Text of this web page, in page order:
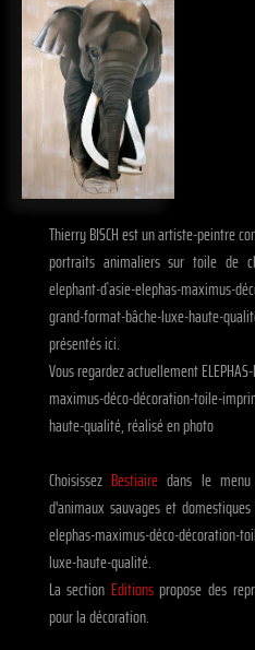
Thierry BISCH est un artiste-peintre
portraits animaliers sur toile de
elephant-d`asie-elephas-maximus-
grand-format-bâche-luxe-haute-
présentés ici.
Vous regardez actuellement
maximus-déco-décoration-toile-
haute-qualité, réalisé en photo
Choisissez Bestiaire dans le
d'animaux sauvages et
elephas-maximus-déco-décoration-
luxe-haute-qualité.
La section Editionspropose des
pour la décoration.